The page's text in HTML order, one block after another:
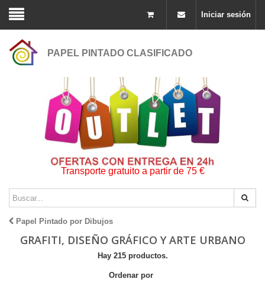
Iniciar sesión
PAPEL PINTADO CLASIFICADO
Transporte gratuito a partir de 75 €
Papel Pintado por Dibujos
GRAFITI, DISEÑO GRÁFICO Y ARTE URBANO
Hay 215 productos.
Ordenar por